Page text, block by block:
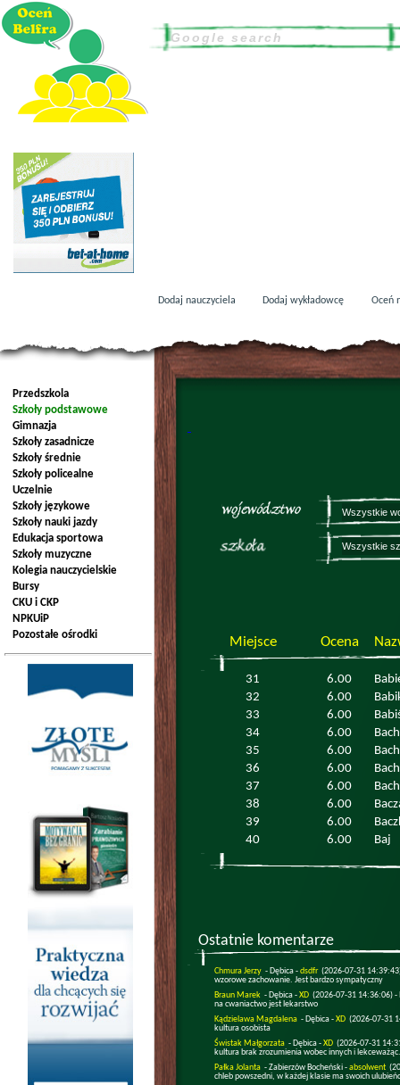
Dodaj nauczyciela Dodaj wykładowcę Oceń
Miejsce Ocena
31 6.00
32
6.00
33
6.00
34
6.00
Bach
35
6.00
36
6.00
37
6.00
38
6.00
39
6.00
40
6.00 Baj
Ostatnie komentarze
Chmura Jerzy - Dębica -dsdfr (2026-07-31
wzorowe zachowanie. Jest bardzo sympatyczny
Braun Marek - Dębica -XD (2026-07-31 14:36:06) -
na cwaniactwo jest lekarstwo
Kądzielawa Magdalena - Dębica -XD (2026-07-31
kultura osobista
Świstak Małgorzata - Dębica -XD (2026-07-31
kultura brak zrozumienia wobec innych i
Pałka Jolanta - Zabierzów Bocheński -absolwent
chleb powszedni, w każdej klasie ma swoich
Przedszkola
Szkoły podstawowe
Gimnazja
Szkoły zasadnicze
Szkoły średnie
Szkoły policealne
Uczelnie
Szkoły językowe
Szkoły nauki jazdy
Edukacja sportowa
Szkoły muzyczne
Kolegia nauczycielskie
Bursy
CKU i CKP
NPKUiP
Pozostałe ośrodki